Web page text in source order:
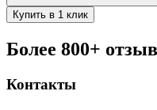
Купить в 1 клик
Более 800+
Контакты